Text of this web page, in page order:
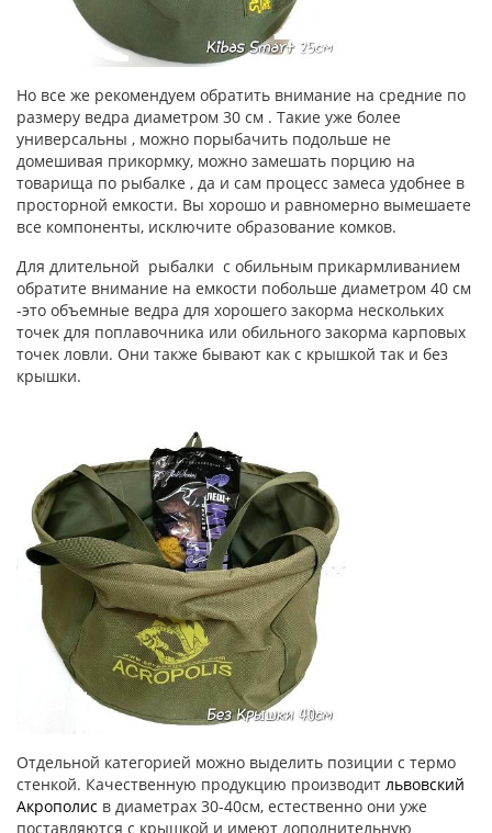
Но все же рекомендуем обратить внимание на средние по
размеру ведра диаметром 30 см . Такие уже более
универсальны , можно порыбачить подольше не
домешивая прикормку, можно замешать порцию на
товарища по рыбалке , да и сам процесс замеса удобнее в
просторной емкости. Вы хорошо и равномерно вымешаете
все компоненты, исключите образование комков.
Для длительной рыбалки с обильным прикармливанием
обратите внимание на емкости побольше диаметром 40 см
-это объемные ведра для хорошего закорма нескольких
точек для поплавочника или обильного закорма карповых
точек ловли. Они также бывают как с крышкой так и без
крышки.
Отдельной категорией можно выделить позиции с термо
стенкой. Качественную продукцию производит львовский
Акрополис в диаметрах 30-40см, естественно они уже
поставляются с крышкой и имеют дополнительную